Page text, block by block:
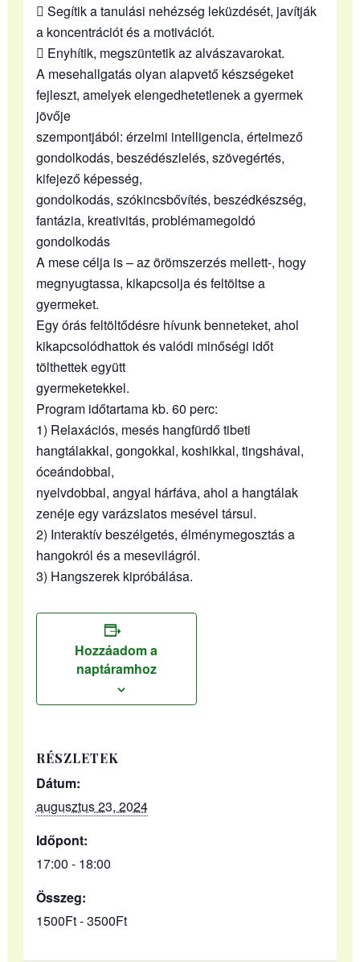
 Segítik a tanulási nehézség leküzdését, javítják
a koncentrációt és a motivációt.
 Enyhítik, megszüntetik az alvászavarokat.
A mesehallgatás olyan alapvető készségeket
fejleszt, amelyek elengedhetetlenek a gyermek
jövője
szempontjából: érzelmi intelligencia, értelmező
gondolkodás, beszédészlelés, szövegértés,
kifejező képesség,
gondolkodás, szókincsbővítés, beszédkészség,
fantázia, kreativitás, problémamegoldó
gondolkodás
A mese célja is – az örömszerzés mellett-, hogy
megnyugtassa, kikapcsolja és feltöltse a
gyermeket.
Egy órás feltöltődésre hívunk benneteket, ahol
kikapcsolódhattok és valódi minőségi időt
tölthettek együtt
gyermeketekkel.
Program időtartama kb. 60 perc:
1) Relaxációs, mesés hangfürdő tibeti
hangtálakkal, gongokkal, koshikkal, tingshával,
óceándobbal,
nyelvdobbal, angyal hárfáva, ahol a hangtálak
zenéje egy varázslatos mesével társul.
2) Interaktív beszélgetés, élménymegosztás a
hangokról és a mesevilágról.
3) Hangszerek kipróbálása.
Hozzáadom a
naptáramhoz
RÉSZLETEK
Dátum:
augusztus 23, 2024
Időpont:
17:00 - 18:00
Összeg:
1500Ft - 3500Ft